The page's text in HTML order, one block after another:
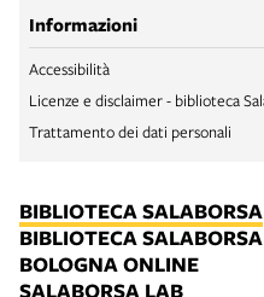
Informazioni
Accessibilità
Licenze e disclaimer - biblioteca
Trattamento dei dati personali
BIBLIOTECA SALABORSA
BIBLIOTECA
BOLOGNA ONLINE
SALABORSA LAB